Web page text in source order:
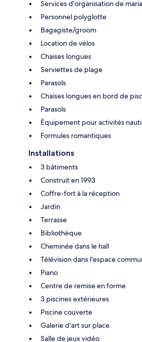
Services d'organisation de
Personnel polyglotte
Bagagiste/groom
Location de vélos
Chaises longues
Serviettes de plage
Parasols
Chaises longues en bord de
Parasols
Équipement pour activités
Formules romantiques
Installations
3 bâtiments
Construit en 1993
Coffre-fort à la réception
Jardin
Terrasse
Bibliothèque
Cheminée dans le hall
Télévision dans l'espace
Piano
Centre de remise en forme
3 piscines extérieures
Piscine couverte
Galerie d'art sur place
Salle de jeux vidéo